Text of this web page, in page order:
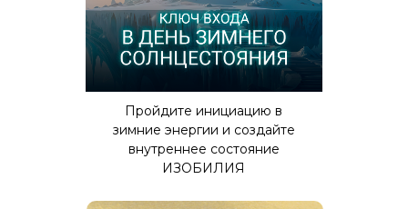
Пройдите инициацию в
зимние энергии и создайте
внутреннее состояние
ИЗОБИЛИЯ